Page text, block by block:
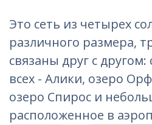
Это сеть из четырех
различного размера,
связаны друг с
всех - Алики, озеро
озеро Спирос и
расположенное в